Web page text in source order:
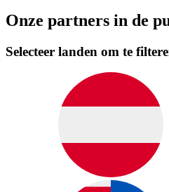
Onze partners in de
Selecteer landen om te